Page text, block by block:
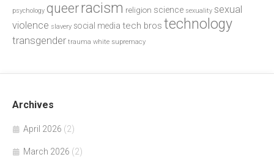
psychology queerracism religion science sexuality sexual
violence slavery social media tech bros technology
transgender trauma white supremacy
Archives
April 2026 (2)
March 2026 (2)